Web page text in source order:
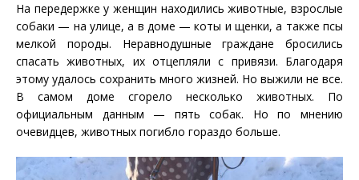
На передержке у женщин находились животные, взрослые
собаки — на улице, а в доме — коты и щенки, а также псы
мелкой породы. Неравнодушные граждане бросились
спасать животных, их отцепляли с привязи. Благодаря
этому удалось сохранить много жизней. Но выжили не все.
В самом доме сгорело несколько животных. По
официальным данным — пять собак. Но по мнению
очевидцев, животных погибло гораздо больше.